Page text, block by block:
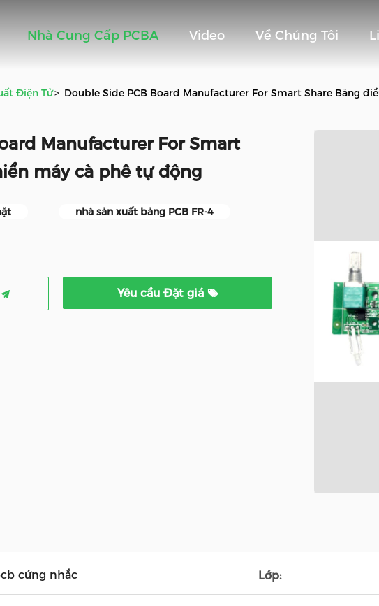
Nhà Cung Cấp PCBA Video Về Chúng Tôi
Điện Tử> Double Side PCB Board Manufacturer For Smart Share Bảng
Manufacturer For Smart
máy cà phê tự động
nhà sản xuất bảng PCB FR-4
Yêu cầu Đặt giá
cứng nhắc Lớp: